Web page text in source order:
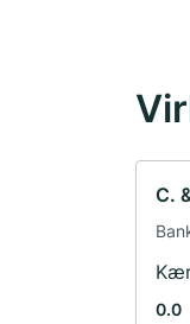
C.
0.0